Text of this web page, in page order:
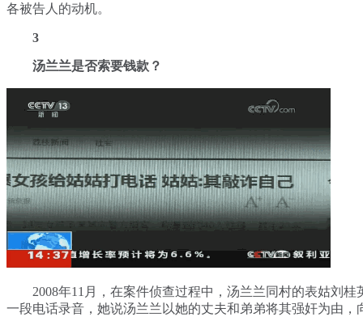
各被告人的动机。
3
汤兰兰是否索要钱款？
2008年11月，在案件侦查过程中，汤兰兰同村的表姑刘桂
一段电话录音，她说汤兰兰以她的丈夫和弟弟将其强奸为由，